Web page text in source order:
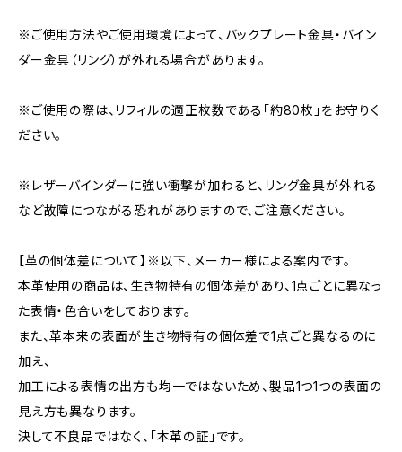
※ご使用方法やご使用環境によって、バックプレート金具・バイン
ダー金具（リング）が外れる場合があります。
※ご使用の際は、リフィルの適正枚数である「約80枚」をお守りく
ださい。
※レザーバインダーに強い衝撃が加わると、リング金具が外れる
など故障につながる恐れがありますので、ご注意ください。
【革の個体差について】※以下、メーカー様による案内です。
本革使用の商品は、生き物特有の個体差があり、1点ごとに異なっ
た表情・色合いをしております。
また、革本来の表面が生き物特有の個体差で1点ごと異なるのに
加え、
加工による表情の出方も均一ではないため、製品1つ1つの表面の
見え方も異なります。
決して不良品ではなく、「本革の証」です。